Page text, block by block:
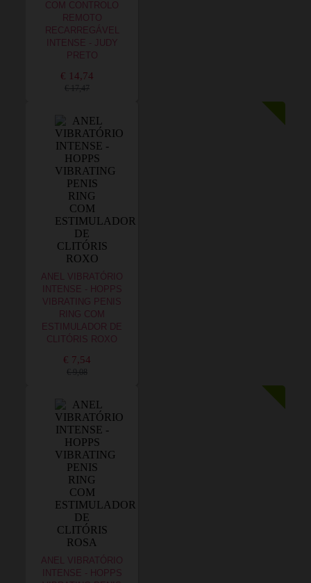
COM CONTROLO
REMOTO
RECARREGÁVEL
INTENSE - JUDY
PRETO
€ 14,74
€ 17,47
ANEL VIBRATÓRIO
INTENSE - HOPPS
VIBRATING PENIS
RING COM
ESTIMULADOR DE
CLITÓRIS ROXO
€ 7,54
€ 9,08
ANEL VIBRATÓRIO
INTENSE - HOPPS